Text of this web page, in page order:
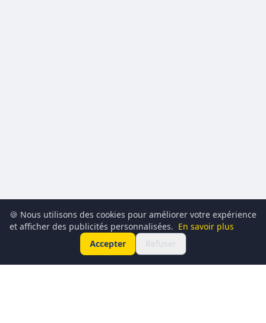
🍪 Nous utilisons des cookies pour améliorer votre expérience
et afficher des publicités personnalisées. En savoir plus
Accepter
Refuser